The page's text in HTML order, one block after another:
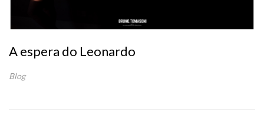
A espera do Leonardo
Blog